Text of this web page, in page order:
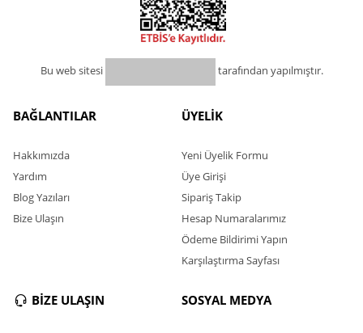
Bu web sitesi tarafından yapılmıştır.
BAĞLANTILAR
Hakkımızda
Yardım
Blog Yazıları
Bize Ulaşın
ÜYELİK
Yeni Üyelik Formu
Üye Girişi
Sipariş Takip
Hesap Numaralarımız
Ödeme Bildirimi Yapın
Karşılaştırma Sayfası
BİZE ULAŞIN SOSYAL MEDYA